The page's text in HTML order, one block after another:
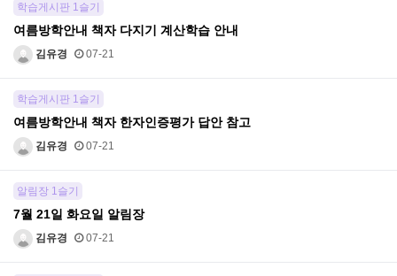
학습게시판 1슬기
여름방학안내 책자 다지기 계산학습 안내
김유경 07-21
학습게시판 1슬기
여름방학안내 책자 한자인증평가 답안 참고
김유경 07-21
알림장 1슬기
7월 21일 화요일 알림장
김유경 07-21